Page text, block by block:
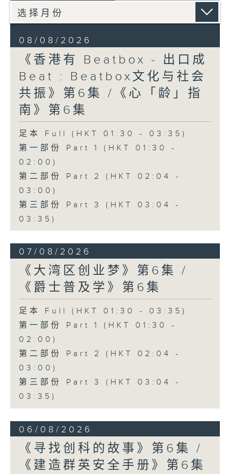
08/08/2026
《香港有 Beatbox - 出口成
Beat : Beatbox文化与社会
共振》第6集 /《心「龄」指
南》第6集
足本 Full (HKT 01:30 - 03:35)
第一部份 Part 1 (HKT 01:30 -
02:00)
第二部份 Part 2 (HKT 02:04 -
03:00)
第三部份 Part 3 (HKT 03:04 -
03:35)
07/08/2026
《大湾区创业梦》第6集 /
《爵士普及学》第6集
足本 Full (HKT 01:30 - 03:35)
第一部份 Part 1 (HKT 01:30 -
02:00)
第二部份 Part 2 (HKT 02:04 -
03:00)
第三部份 Part 3 (HKT 03:04 -
03:35)
06/08/2026
《寻找创科的故事》第6集 /
《建造群英安全手册》第6集